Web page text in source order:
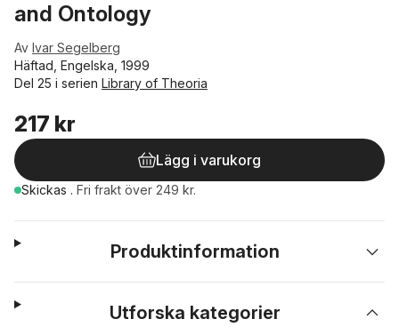
and Ontology
Av Ivar Segelberg
Häftad, Engelska, 1999
Del 25 i serien Library of Theoria
217 kr
Lägg i varukorg
Skickas . Fri frakt över 249 kr.
Produktinformation
Utforska kategorier